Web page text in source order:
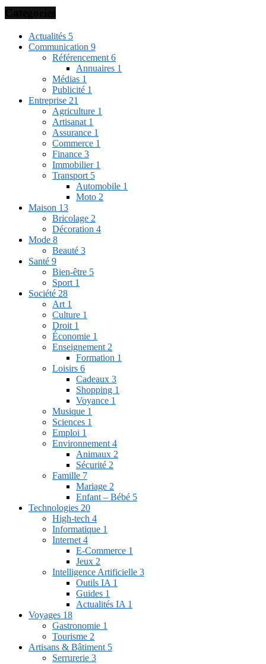
Actualités 5
Communication 9
Référencement 6
Annuaires 1
Médias 1
Publicité 1
Entreprise 21
Agriculture 1
Artisanat 1
Assurance 1
Commerce 1
Finance 3
Immobilier 1
Transport 5
Automobile 1
Moto 2
Maison 13
Bricolage 2
Décoration 4
Mode 8
Beauté 3
Santé 9
Bien-être 5
Sport 1
Société 28
Art 1
Culture 1
Droit 1
Économie 1
Enseignement 2
Formation 1
Loisirs 6
Cadeaux 3
Shopping 1
Voyance 1
Musique 1
Sciences 1
Emploi 1
Environnement 4
Animaux 2
Sécurité 2
Famille 7
Mariage 2
Enfant – Bébé 5
Technologies 20
High-tech 4
Informatique 1
Internet 4
E-Commerce 1
Jeux 2
Intelligence Artificielle 3
Outils IA 1
Guides 1
Actualités IA 1
Voyages 18
Gastronomie 1
Tourisme 2
Artisans & Bâtiment 5
Serrurerie 3